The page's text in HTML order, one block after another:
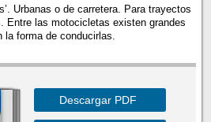
Urbanas o de carretera. Para trayectos
Entre las motocicletas existen grandes
forma de conducirlas.
Descargar PDF